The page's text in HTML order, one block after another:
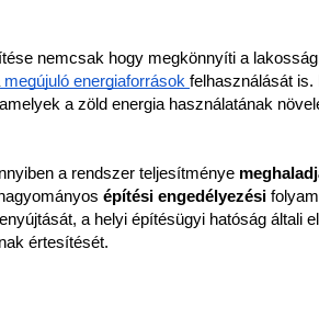
nemcsak hogy megkönnyíti a
megújuló energiaforrások felhasználását
a zöld energia használatának
a rendszer teljesítménye
építési engedélyezési
a helyi építésügyi hatóság általi
értesítését.